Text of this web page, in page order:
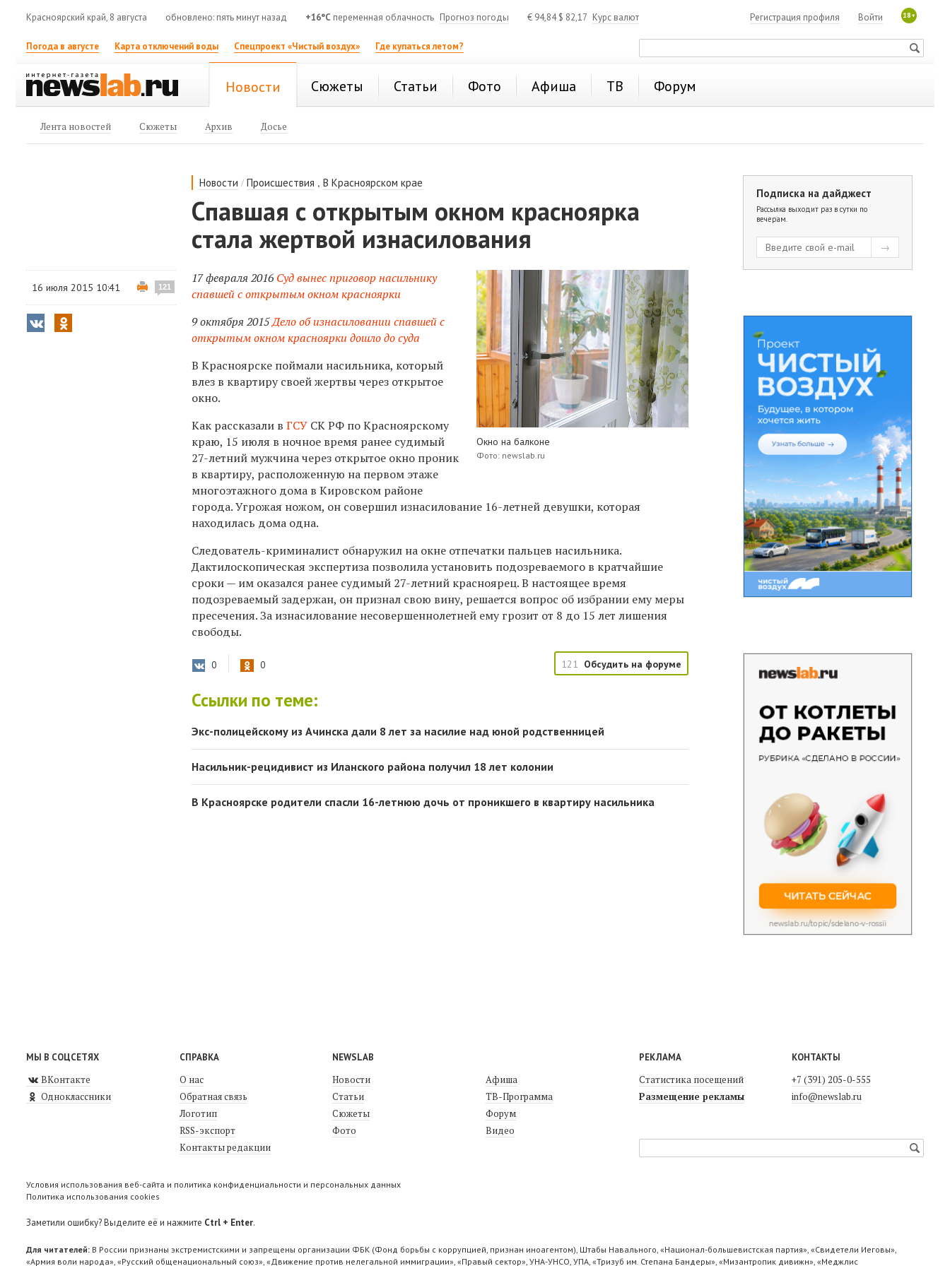
Красноярский край, 8 августа обновлено: пять минут назад +16°C переменная облачность Прогноз погоды € 94,84$ 82,17 Курс валют 18+
Войти
Регистрация профиля
Погода в августе Карта отключений воды Спецпроект «Чистый воздух» Где купаться летом?
Новости Сюжеты Статьи Фото Афиша ТВ Форум
Лента новостей Сюжеты Архив Досье
Новости /Происшествия ,В Красноярском крае
Спавшая с открытым окном красноярка
стала жертвой изнасилования
16 июля 2015 10:41 121
Окно на балконе
Фото: newslab.ru
17 февраля 2016Суд вынес приговор насильнику
спавшей с открытым окном красноярки
9 октября 2015Дело об изнасиловании спавшей с
открытым окном красноярки дошло до суда
В Красноярске поймали насильника, который
влез в квартиру своей жертвы через открытое
окно.
Как рассказали вГСУ СК РФ по Красноярскому
краю, 15 июля в ночное время ранее судимый
27-летний мужчина через открытое окно проник
в квартиру, расположенную на первом этаже
многоэтажного дома в Кировском районе
города. Угрожая ножом, он совершил изнасилование 16-летней девушки, которая
находилась дома одна.
Следователь-криминалист обнаружил на окне отпечатки пальцев насильника.
Дактилоскопическая экспертиза позволила установить подозреваемого в кратчайшие
сроки — им оказался ранее судимый 27-летний красноярец. В настоящее время
подозреваемый задержан, он признал свою вину, решается вопрос об избрании ему меры
пресечения. За изнасилование несовершеннолетней ему грозит от 8 до 15 лет лишения
свободы.
0 0 121 Обсудить на форуме
Ссылки по теме:
Экс-полицейскому из Ачинска дали 8 лет за насилие над юной родственницей
Насильник-рецидивист из Иланского района получил 18 лет колонии
В Красноярске родители спасли 16-летнюю дочь от проникшего в квартиру насильника
Подписка на дайджест
Рассылка выходит раз в сутки по
вечерам.
МЫ В СОЦСЕТЯХ
ВКонтакте
Одноклассники
СПРАВКА
О нас
Обратная связь
Логотип
RSS-экспорт
Контакты редакции
NEWSLAB
Новости
Статьи
Сюжеты
Фото
Афиша
ТВ-Программа
Форум
Видео
РЕКЛАМА
Статистика посещений
Размещение рекламы
КОНТАКТЫ
+7 (391) 205-0-555
info@newslab.ru
Условия использования веб-сайта и политика конфиденциальности и персональных данных
Политика использования cookies
Заметили ошибку? Выделите её и нажмите Ctrl + Enter.
Для читателей: В России признаны экстремистскими и запрещены организации ФБК (Фонд борьбы с коррупцией, признан иноагентом), Штабы Навального, «Национал-большевистская партия», «Свидетели Иеговы»,
«Армия воли народа», «Русский общенациональный союз», «Движение против нелегальной иммиграции», «Правый сектор», УНА-УНСО, УПА, «Тризуб им. Степана Бандеры», «Мизантропик дивижн», «Меджлис